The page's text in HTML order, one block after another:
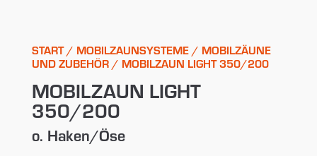
START/ MOBILZAUNSYSTEME/ MOBILZÄUNE
UND ZUBEHÖR/ MOBILZAUN LIGHT 350/200
MOBILZAUN LIGHT
350/200
o. Haken/Öse